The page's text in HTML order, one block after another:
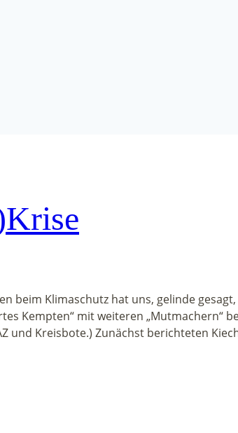
beim Klimaschutz hat uns, gelinde
Kempten“ mit weiteren „Mutmachern“
und Kreisbote.) Zunächst berichteten